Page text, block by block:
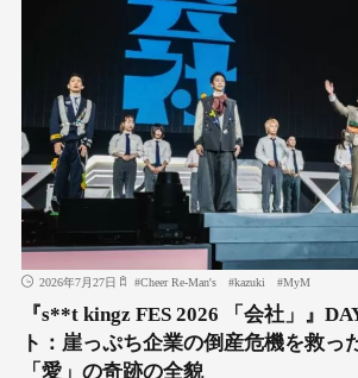
2026年7月27日 #Cheer Re-Man's #kazuki #MyM
『s**t kingz FES 2026 「会社」』
ト：崖っぷち企業の倒産危機を救っ
「愛」の奇跡の全貌